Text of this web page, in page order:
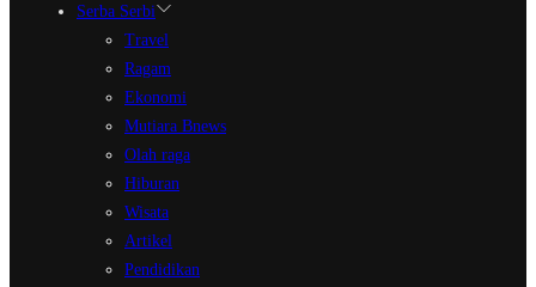
Serba Serbi
Travel
Ragam
Ekonomi
Mutiara Bnews
Olah raga
Hiburan
Wisata
Artikel
Pendidikan